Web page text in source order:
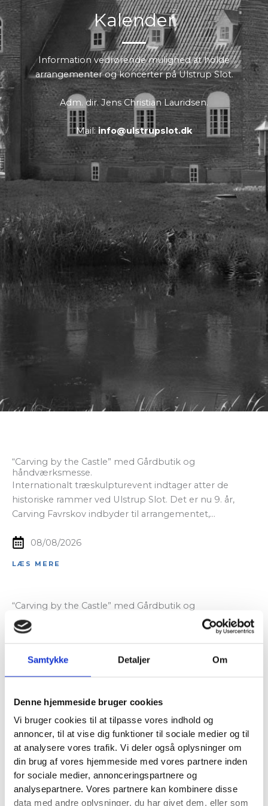
Samtykke Detaljer Om
Denne hjemmeside bruger cookies
Vi bruger cookies til at tilpasse vores indhold og
annoncer, til at vise dig funktioner til sociale medier og til
at analysere vores trafik. Vi deler også oplysninger om
din brug af vores hjemmeside med vores partnere inden
for sociale medier, annonceringspartnere og
analysepartnere. Vores partnere kan kombinere disse
data med andre oplysninger, du har givet dem, eller som
Kalender​
Information vedrørende mulighed at holde
arrangementer og koncerter på Ulstrup Slot.
Adm. dir. Jens Christian Lauridsen.
Mail:info@ulstrupslot.dk
“Carving by the Castle” med Gårdbutik og
håndværksmesse.
Internationalt træskulpturevent indtager atter de
historiske rammer ved Ulstrup Slot. Det er nu 9. år,
Carving Favrskov indbyder til arrangementet,…
08/08/2026
LÆS MERE
“Carving by the Castle” med Gårdbutik og
Internationalt træskulpturevent indtager atter de
Carving Favrskov indbyder til arrangementet,…
LÆS MERE
Koncert med Rasmus Dissing og Slothsbanden. Størst
af alt er kærligheden.
Kærligheden i alle dens farver og nuancer fejres
gennem musik og sang på Ulstrup Slot, når Rasmus
Dissing og Slothsbanden…